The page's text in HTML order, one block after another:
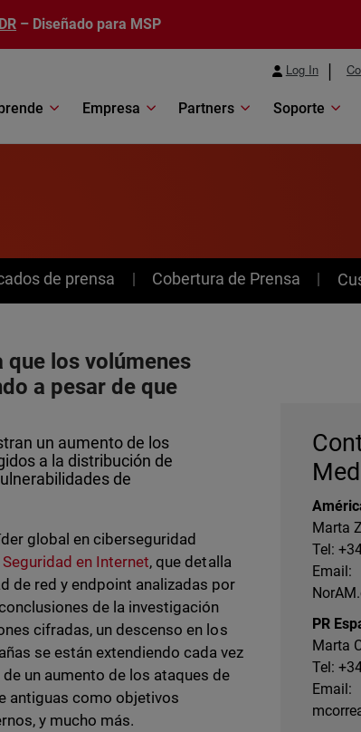
– Diseñado para MSP
Log In
Empresa Partners Soporte
de prensa Cobertura de Prensa
que los volúmenes
a pesar de que
un aumento de los
a la distribución de
de
global en ciberseguridad
en Internet, que detalla
de red y endpoint analizadas por
de la investigación
cifradas, un descenso en los
se están extendiendo cada vez
un aumento de los ataques de
antiguas como objetivos
y mucho más.
Marta
Tel:
Email:
PR
Marta
Tel:
Email: